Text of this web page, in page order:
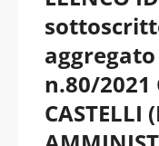
n.80/2021
CASTELLI